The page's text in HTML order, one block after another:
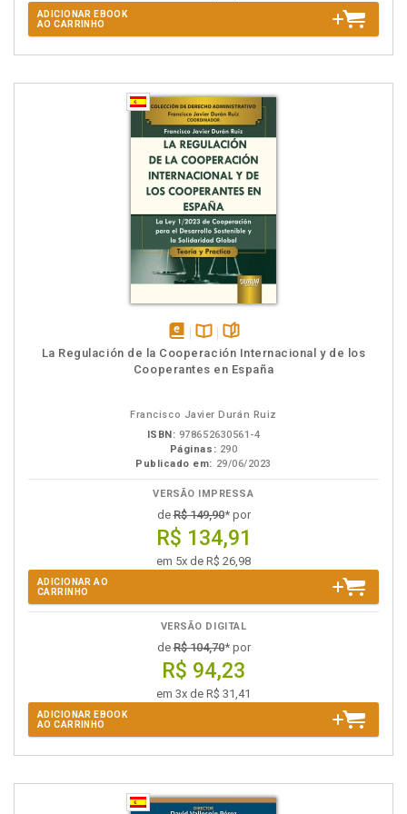
ADICIONAR EBOOK
AO CARRINHO
disponível
em
Disponível
na
páginas
La Regulación de la Cooperación Internacional y de los
Cooperantes en España
Francisco Javier Durán Ruiz
ISBN: 978652630561-4
Páginas: 290
Publicado em: 29/06/2023
VERSÃO IMPRESSA
deR$ 149,90* por
R$ 134,91
em 5x de R$ 26,98
ADICIONAR AO
CARRINHO
VERSÃO DIGITAL
deR$ 104,70* por
R$ 94,23
em 3x de R$ 31,41
ADICIONAR EBOOK
AO CARRINHO